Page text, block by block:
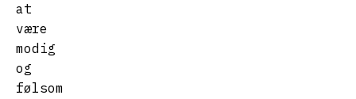
at
være
modig
og
følsom